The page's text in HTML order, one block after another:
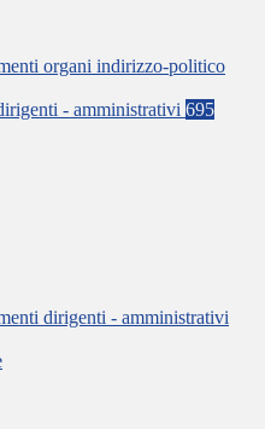
organi indirizzo-politico
- amministrativi 695
dirigenti - amministrativi